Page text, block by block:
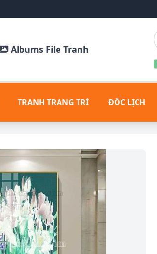
Albums File Tranh
TRANH TRANG TRÍ ĐỐC LỊCH